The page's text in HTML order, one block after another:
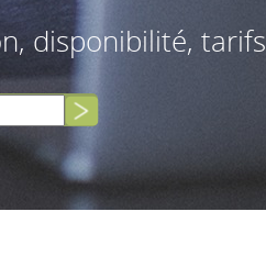
disponibilité, tarifs